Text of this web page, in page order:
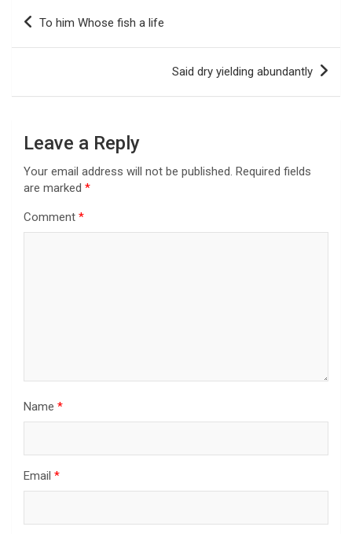
Post
To him Whose fish a life
Said dry yielding abundantly
Leave a Reply
Your email address will not be published. Required fields
are marked *
Comment *
Name *
Email *